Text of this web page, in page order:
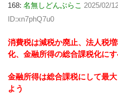
168: 名無しどんぶらこ 2025/02/
ID:xn7phQ7u0
消費税は減税か廃止、法人税
化、金融所得の総合課税化に
金融所得は総合課税にして最
よう